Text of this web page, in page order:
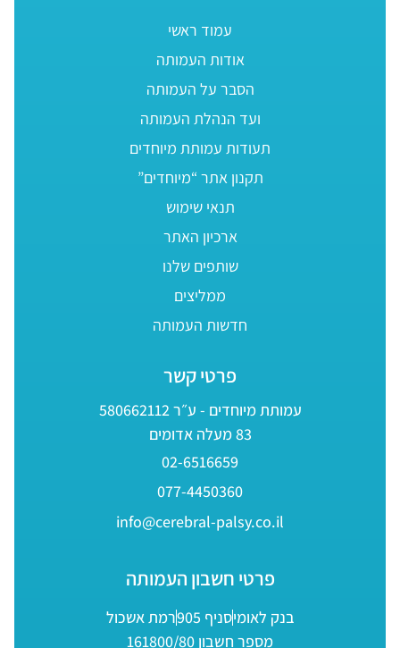
עמוד ראשי
אודות העמותה
הסבר על העמותה
ועד הנהלת העמותה
תעודות עמותת מיוחדים
תקנון אתר “מיוחדים”
תנאי שימוש
ארכיון האתר
שותפים שלנו
ממליצים
חדשות העמותה
פרטי קשר
עמותת מיוחדים - ע״ר 580662112
83 מעלה אדומים
02-6516659
077-4450360
info@cerebral-palsy.co.il
פרטי חשבון העמותה
בנק לאומיסניף 905
רמת אשכול
מספר חשבון 161800/80